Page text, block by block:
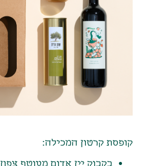
קופסת קרטון המכילה:
בקבוק יין אדום מעוטף צפון